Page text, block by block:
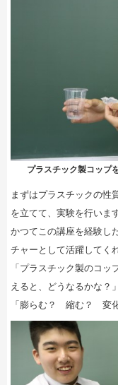
プラスチック製コップ
まずはプラスチックの性
を立てて、実験を行います
かつてこの講座を経験し
チャーとして活躍してく
「プラスチック製のコ
えると、どうなるかな？」
「膨らむ？ 縮む？ 変化